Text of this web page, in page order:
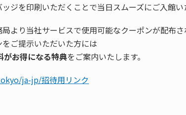
ジを印刷いただくことで当⽇スムーズにご⼊館い
より当社サービスで使用可能なクーポンが配布さ
ご提示いただいた方には
がお得になる特典をご案内いたします。
ja-jp/招待用リンク